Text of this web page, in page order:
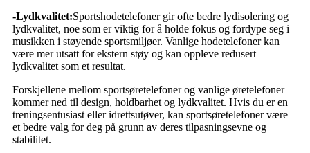
-Lydkvalitet:Sportshodetelefoner gir ofte bedre lydisolering og
lydkvalitet, noe som er viktig for å holde fokus og fordype seg i
musikken i støyende sportsmiljøer. Vanlige hodetelefoner kan
være mer utsatt for ekstern støy og kan oppleve redusert
lydkvalitet som et resultat.
Forskjellene mellom sportsøretelefoner og vanlige øretelefoner
kommer ned til design, holdbarhet og lydkvalitet. Hvis du er en
treningsentusiast eller idrettsutøver, kan sportsøretelefoner være
et bedre valg for deg på grunn av deres tilpasningsevne og
stabilitet.